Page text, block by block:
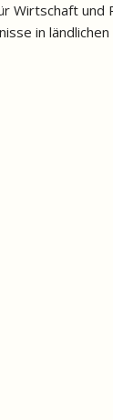
Wirtschaft und
in ländlichen